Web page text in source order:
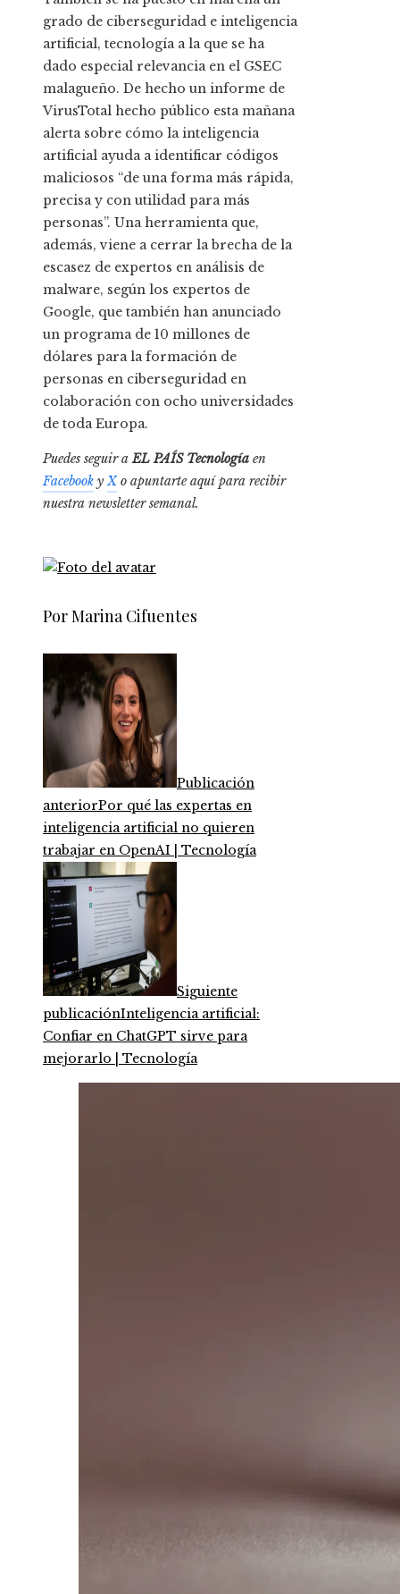
grado de ciberseguridad e inteligencia
artificial, tecnología a la que se ha
dado especial relevancia en el GSEC
malagueño. De hecho un informe de
VirusTotal hecho público esta mañana
alerta sobre cómo la inteligencia
artificial ayuda a identificar códigos
maliciosos “de una forma más rápida,
precisa y con utilidad para más
personas”. Una herramienta que,
además, viene a cerrar la brecha de la
escasez de expertos en análisis de
malware, según los expertos de
Google, que también han anunciado
un programa de 10 millones de
dólares para la formación de
personas en ciberseguridad en
colaboración con ocho universidades
de toda Europa.
Puedes seguir aEL PAÍS Tecnología en
Facebook yXo apuntarte aquí para recibir
nuestra newsletter semanal.
Por Marina Cifuentes
Publicación
anteriorPor qué las expertas en
inteligencia artificial no quieren
trabajar en OpenAI | Tecnología
Siguiente
publicaciónInteligencia artificial:
Confiar en ChatGPT sirve para
mejorarlo | Tecnología